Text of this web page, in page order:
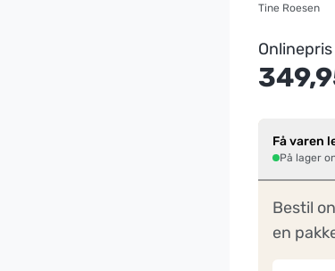
Tine Roesen
Onlinepris
Få varen
På lager
Bestil
en